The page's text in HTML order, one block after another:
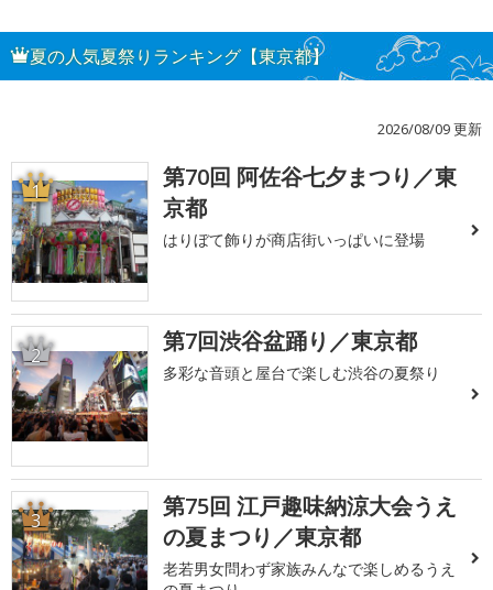
夏の人気夏祭りランキング【東京都】
2026/08/09 更新
1
第70回 阿佐谷七夕まつり／東
京都
はりぼて飾りが商店街いっぱいに登場
2 第7回渋谷盆踊り／東京都
多彩な音頭と屋台で楽しむ渋谷の夏祭り
3
第75回 江戸趣味納涼大会うえ
の夏まつり／東京都
老若男女問わず家族みんなで楽しめるうえ